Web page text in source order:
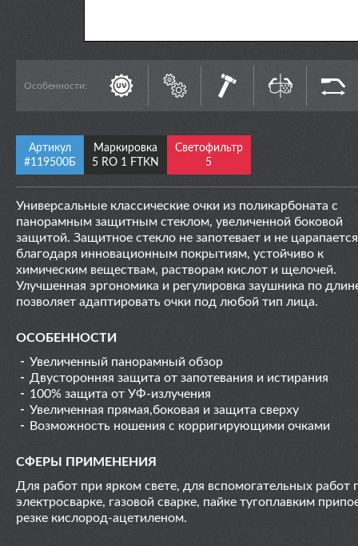
Особенности:
Артикул
#119500Б
Маркировка
5 RO 1 FTKN
Светофильтр
5
Универсальные классические очки из поликарбоната с
панорамным защитным стеклом, увеличенной боковой
защитой. Защитное стекло не запотевает и не царапается
благодаря инновационным покрытиям, устойчиво к
химическим веществам, растворам кислот и щелочей.
Улучшенная эргономика и регулировка заушника по
позволяет адаптировать очки под любой тип лица.
ОСОБЕННОСТИ
Увеличенный панорамный обзор
Двусторонняя защита от запотевания и истирания
100% защита от УФ-излучения
Увеличенная прямая,боковая и защита сверху
Возможность ношения с корригирующими очками
СФЕРЫ ПРИМЕНЕНИЯ
Для работ при ярком свете, для вспомогательных работ
электросварке, газовой сварке, пайке тугоплавким
резке кислород-ацетиленом.